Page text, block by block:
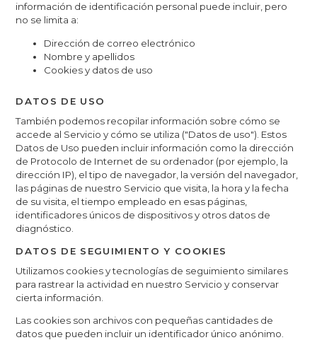
información de identificación personal puede incluir, pero
no se limita a:
Dirección de correo electrónico
Nombre y apellidos
Cookies y datos de uso
DATOS DE USO
También podemos recopilar información sobre cómo se
accede al Servicio y cómo se utiliza ("Datos de uso"). Estos
Datos de Uso pueden incluir información como la dirección
de Protocolo de Internet de su ordenador (por ejemplo, la
dirección IP), el tipo de navegador, la versión del navegador,
las páginas de nuestro Servicio que visita, la hora y la fecha
de su visita, el tiempo empleado en esas páginas,
identificadores únicos de dispositivos y otros datos de
diagnóstico.
DATOS DE SEGUIMIENTO Y COOKIES
Utilizamos cookies y tecnologías de seguimiento similares
para rastrear la actividad en nuestro Servicio y conservar
cierta información.
Las cookies son archivos con pequeñas cantidades de
datos que pueden incluir un identificador único anónimo.